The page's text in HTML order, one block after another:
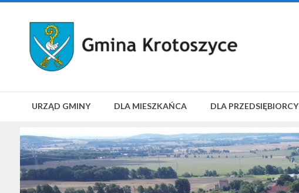
URZĄD GMINY DLA MIESZKAŃCA DLA PRZEDSIĘBIORCY